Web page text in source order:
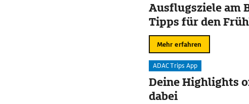
Ausflugsziele am
Tipps für den
Mehr erfahren
ADAC Trips App
Deine Highlights
dabei